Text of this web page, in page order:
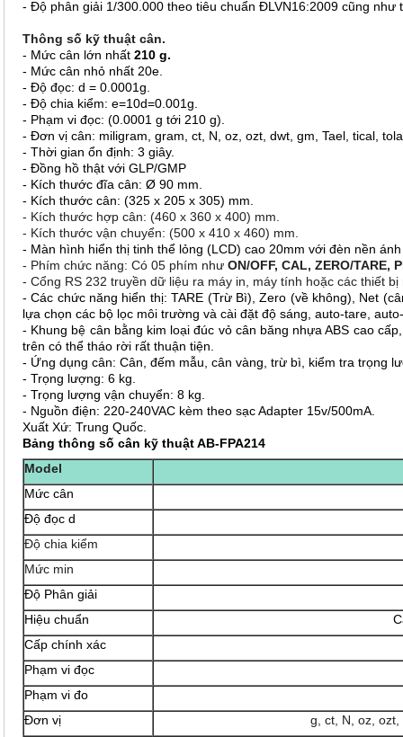
- Độ phân giải 1/300.000 theo tiêu chuẩn ĐLVN16:2009 cũng như
Thông số kỹ thuật cân.
- Mức cân lớn nhất 210 g.
- Mức cân nhỏ nhất 20e.
- Độ đọc: d = 0.0001g.
- Độ chia kiểm: e=10d=0.001g.
- Phạm vi đọc: (0.0001 g tới 210 g).
- Đơn vị cân: miligram, gram, ct, N, oz, ozt, dwt, gm, Tael, tical,
- Thời gian ổn định: 3 giây.
- Đồng hồ thật với GLP/GMP
- Kích thước đĩa cân: Ø 90 mm.
- Kích thước cân: (325 x 205 x 305) mm.
- Kích thước hợp cân: (460 x 360 x 400) mm.
- Kích thước vận chuyển: (500 x 410 x 460) mm.
- Màn hình hiển thị tinh thể lỏng (LCD) cao 20mm với đèn nền
- Phím chức năng: Có 05 phím như ON/OFF, CAL, ZERO/TARE,
- Cổng RS 232 truyền dữ liệu ra máy in, máy tính hoặc các thiết
- Các chức năng hiển thị: TARE (Trừ Bì), Zero (về không), Net
lựa chọn các bộ lọc môi trường và cài đặt độ sáng, auto-tare,
- Khung bệ cân bằng kim loại đúc vỏ cân băng nhựa ABS cao
trên có thể tháo rời rất thuận tiện.
- Ứng dụng cân: Cân, đếm mẫu, cân vàng, trừ bì, kiểm tra trọng
- Trọng lượng: 6 kg.
- Trọng lượng vận chuyển: 8 kg.
- Nguồn điện: 220-240VAC kèm theo sạc Adapter 15v/500mA
Xuất Xứ: Trung Quốc.
Bảng thông số cân kỹ thuật AB-FPA214
Model
Mức cân
Độ đọc d
Độ chia kiểm
Mức min
Độ Phân giải
Hiệu chuẩn
Cấp chính xác
Phạm vi đọc
Phạm vi đo
Đơn vị
g, ct, N, oz,